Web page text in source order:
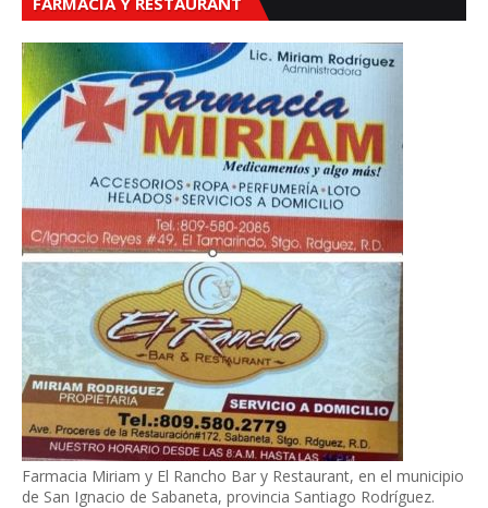
Farmacia Miriam y El Rancho Bar y Restaurant, en el municipio
de San Ignacio de Sabaneta, provincia Santiago Rodríguez.